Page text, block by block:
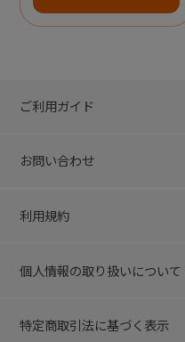
ご利用ガイド
お問い合わせ
利用規約
個人情報の取り扱いについて
特定商取引法に基づく表示